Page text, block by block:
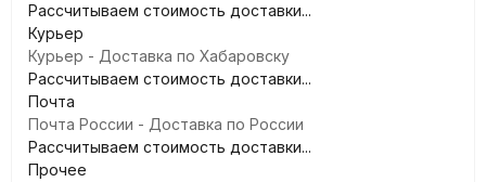
Рассчитываем стоимость доставки...
Курьер
Курьер - Доставка по Хабаровску
Рассчитываем стоимость доставки...
Почта
Почта России - Доставка по России
Рассчитываем стоимость доставки...
Прочее